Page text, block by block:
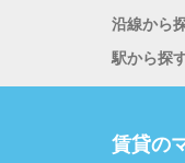
沿線から
駅から探
賃貸の